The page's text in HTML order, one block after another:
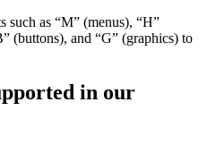
such as “M” (menus), “H”
(buttons), and “G” (graphics) to
in our